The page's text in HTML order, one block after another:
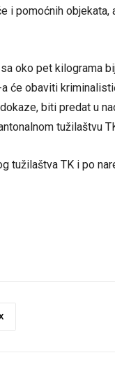
i pomoćnih objekata,
oko pet kilograma
će obaviti
biti predat u
tužilaštvu
tužilaštva TK i po